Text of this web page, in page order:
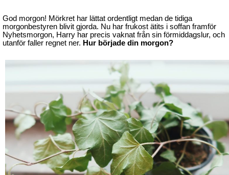
God morgon! Mörkret har lättat ordentligt medan de tidiga
morgonbestyren blivit gjorda. Nu har frukost ätits i soffan framför
Nyhetsmorgon, Harry har precis vaknat från sin förmiddagslur, och
utanför faller regnet ner. Hur började din morgon?